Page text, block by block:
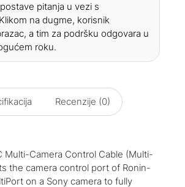
pitanja u vezi s
na dugme, korisnik
a tim za podršku odgovara u
roku.
Recenzije (0)
Multi-Camera Control Cable (Multi-
the camera control port of Ronin-
on a Sony camera to fully